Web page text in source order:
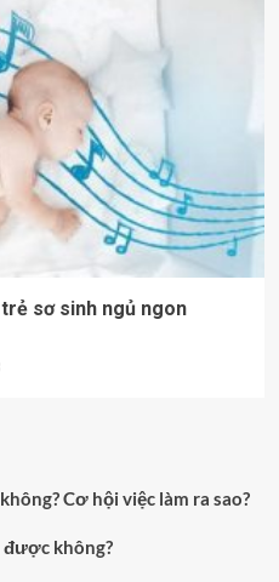
sơ sinh ngủ ngon
Cơ hội việc làm ra sao?
được không?